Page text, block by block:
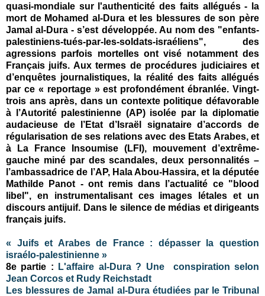
quasi-mondiale sur l'authenticité des faits allégués - la
mort de Mohamed al-Dura et les blessures de son père
Jamal al-Dura - s’est développée. Au nom des "enfants-
palestiniens-tués-par-les-soldats-israéliens", des
agressions parfois mortelles ont visé notamment des
Français juifs. Aux termes de procédures judiciaires et
d’enquêtes journalistiques, la réalité des faits allégués
par ce « reportage » est profondément ébranlée. Vingt-
trois ans après, dans un contexte politique défavorable
à l’Autorité palestinienne (AP) isolée par la diplomatie
audacieuse de l’Etat d’Israël signataire d’accords de
régularisation de ses relations avec des Etats Arabes, et
à La France Insoumise (LFI), mouvement d’extrême-
gauche miné par des scandales, deux personnalités –
l’ambassadrice de l’AP, Hala Abou-Hassira, et la députée
Mathilde Panot - ont remis dans l’actualité ce "blood
libel", en instrumentalisant ces images létales et un
discours antijuif. Dans le silence de médias et dirigeants
français juifs.
« Juifs et Arabes de France : dépasser la question
israélo-palestinienne »
8e partie :
L'affaire al-Dura ? Une conspiration selon
Jean Corcos et Rudy Reichstadt
Les blessures de Jamal al-Dura étudiées par le Tribunal